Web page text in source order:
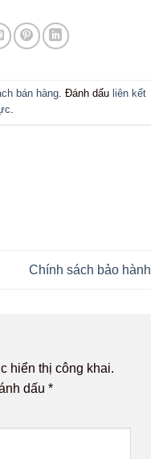
bán hàng . Đánh dấu liên kết
Chính sách bảo hành
hiển thị công khai.
dấu *